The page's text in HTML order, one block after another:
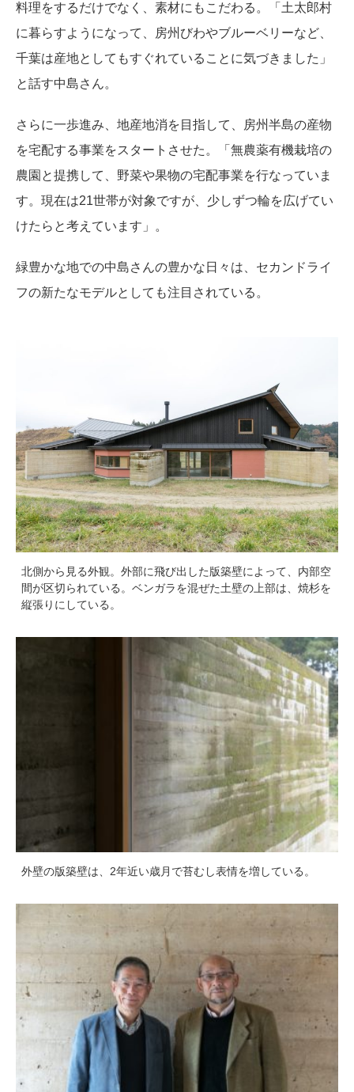
料理をするだけでなく、素材にもこだわる。「土太郎村
に暮らすようになって、房州びわやブルーベリーなど、
千葉は産地としてもすぐれていることに気づきました」
と話す中島さん。
さらに一歩進み、地産地消を目指して、房州半島の産物
を宅配する事業をスタートさせた。「無農薬有機栽培の
農園と提携して、野菜や果物の宅配事業を行なっていま
す。現在は21世帯が対象ですが、少しずつ輪を広げてい
けたらと考えています」。
緑豊かな地での中島さんの豊かな日々は、セカンドライ
フの新たなモデルとしても注目されている。
北側から見る外観。外部に飛び出した版築壁によって、内部空
間が区切られている。ベンガラを混ぜた土壁の上部は、焼杉を
縦張りにしている。
外壁の版築壁は、2年近い歳月で苔むし表情を増している。